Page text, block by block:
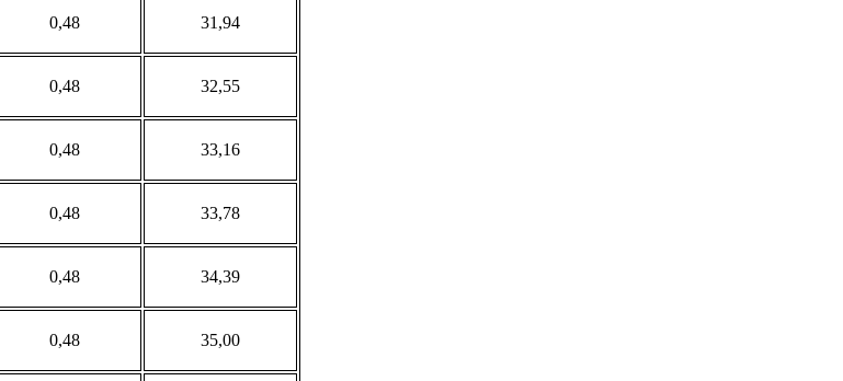
0,48 31,94
0,48 32,55
0,48 33,16
0,48 33,78
0,48 34,39
0,48 35,00